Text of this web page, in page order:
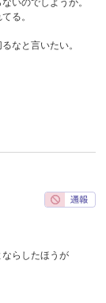
る。
なと言いたい。
らしたほうが